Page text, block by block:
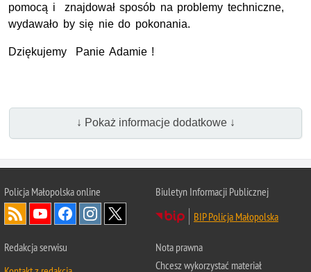
pomocą i znajdował sposób na problemy techniczne,
wydawało by się nie do pokonania.
Dziękujemy Panie Adamie !
↓ Pokaż informacje dodatkowe ↓
Policja Małopolska online
Biuletyn Informacji Publicznej
BIP Policja Małopolska
Redakcja serwisu
Nota prawna
Chcesz wykorzystać materiał